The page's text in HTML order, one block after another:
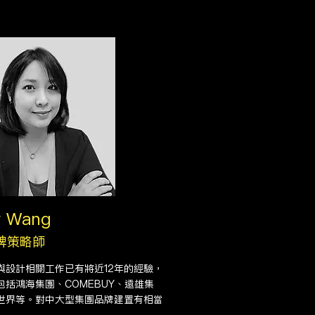
Wang
策略師
設計相關工作已有將近12年的經驗，
括鴻海集團、COMEBUY、遠雄集
界等。對中大型集團品牌建置有相當